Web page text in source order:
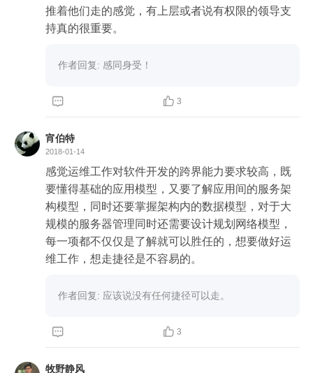
推着他们走的感觉，有上层或者说有权限的领导支
持真的很重要。
作者回复: 感同身受！
  3
宵伯特
2018-01-14
感觉运维工作对软件开发的跨界能力要求较高，既
要懂得基础的应用模型，又要了解应用间的服务架
构模型，同时还要掌握架构内的数据模型，对于大
规模的服务器管理同时还需要设计规划网络模型，
每一项都不仅仅是了解就可以胜任的，想要做好运
维工作，想走捷径是不容易的。
作者回复: 应该说没有任何捷径可以走。
  3
牧野静风